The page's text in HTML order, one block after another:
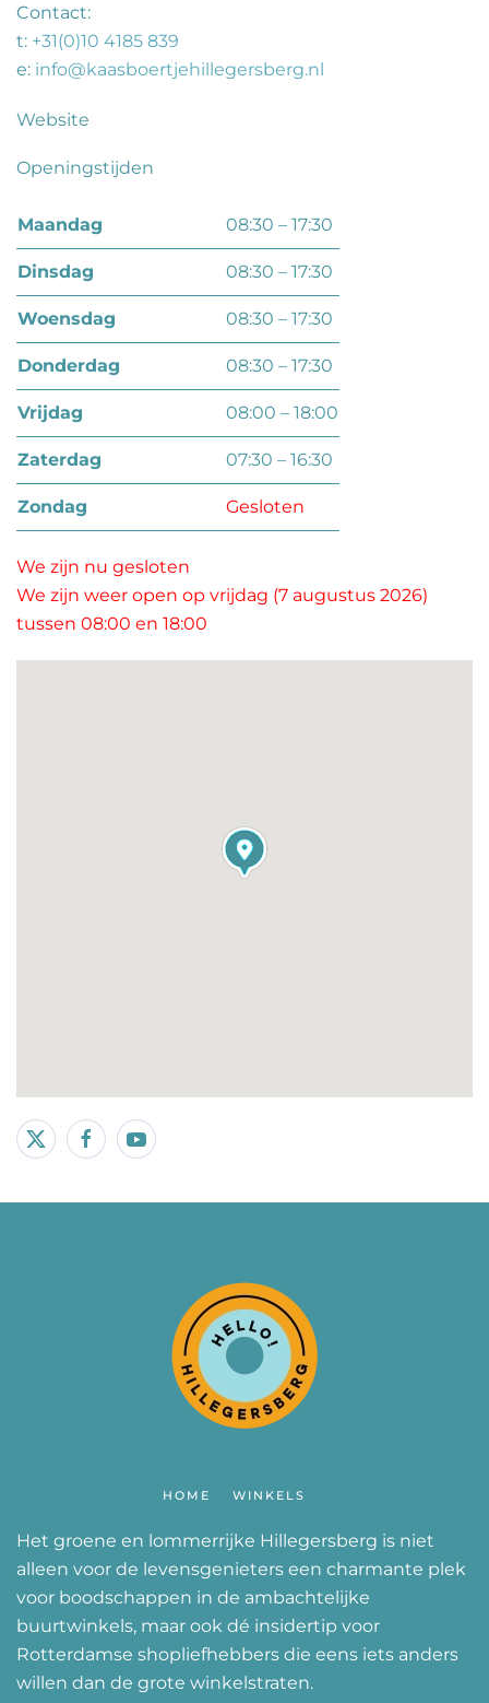
Contact:
t: +31(0)10 4185 839
e: info@kaasboertjehillegersberg.nl
Website
Openingstijden
maandag 08:30 – 17:30
dinsdag 08:30 – 17:30
woensdag 08:30 – 17:30
donderdag 08:30 – 17:30
vrijdag 08:00 – 18:00
zaterdag 07:30 – 16:30
zondag Gesloten
We zijn nu gesloten
We zijn weer open op vrijdag (7 augustus 2026)
tussen 08:00 en 18:00
HOME WINKELS
Het groene en lommerrijke Hillegersberg is niet
alleen voor de levensgenieters een charmante plek
voor boodschappen in de ambachtelijke
buurtwinkels, maar ook dé insidertip voor
Rotterdamse shopliefhebbers die eens iets anders
willen dan de grote winkelstraten.